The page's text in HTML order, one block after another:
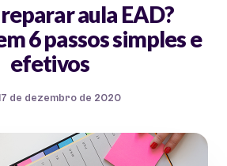
aula EAD?
6 passos simples e
efetivos
de dezembro de 2020